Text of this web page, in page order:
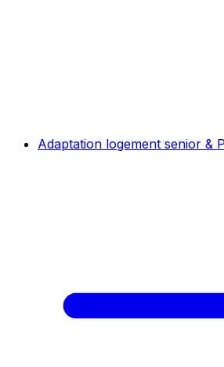
Adaptation logement senior &